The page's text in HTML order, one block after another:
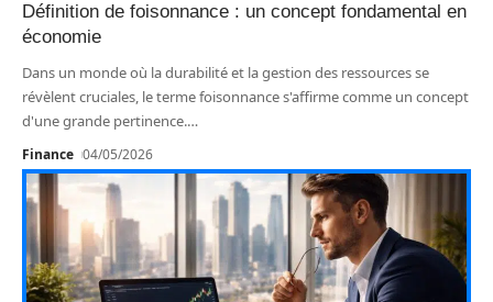
Définition de foisonnance : un concept fondamental en
économie
Dans un monde où la durabilité et la gestion des ressources se
révèlent cruciales, le terme foisonnance s'affirme comme un concept
d'une grande pertinence.…
Finance 04/05/2026